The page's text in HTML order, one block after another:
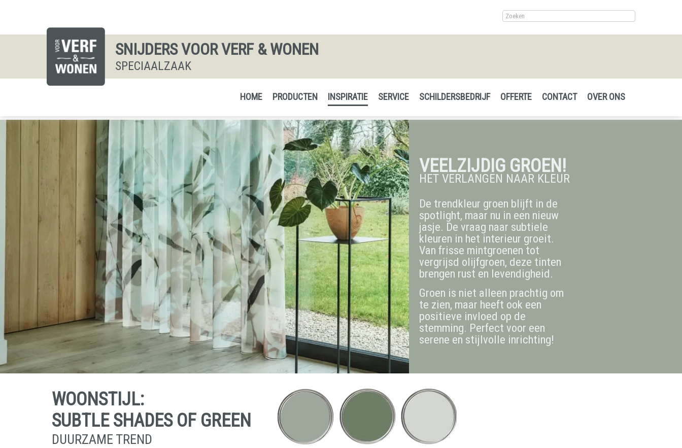
SNIJDERS VOOR VERF & WONEN
SPECIAALZAAK
HOME PRODUCTEN INSPIRATIE SERVICE SCHILDERSBEDRIJF OFFERTE CONTACT OVER ONS
VEELZIJDIG GROEN!
HET VERLANGEN NAAR KLEUR
De trendkleur groen blijft in de
spotlight, maar nu in een nieuw
jasje. De vraag naar subtiele
kleuren in het interieur groeit.
Van frisse mintgroenen tot
vergrijsd olijfgroen, deze tinten
brengen rust en levendigheid.
Groen is niet alleen prachtig om
te zien, maar heeft ook een
positieve invloed op de
stemming. Perfect voor een
serene en stijlvolle inrichting!
WOONSTIJL:
SUBTLE SHADES OF GREEN
DUURZAME TREND